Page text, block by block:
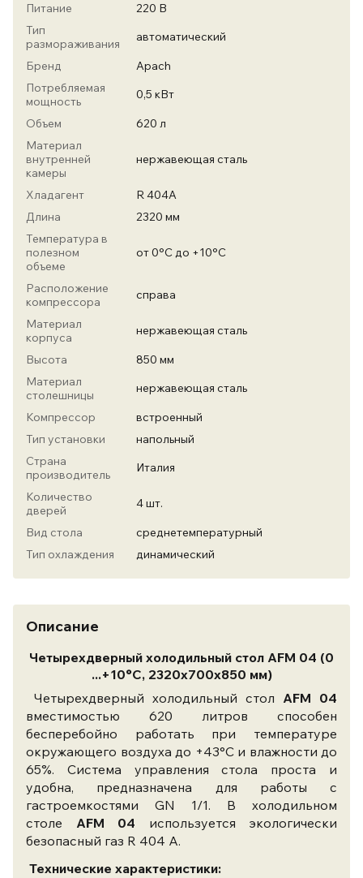
Питание
220 В
Тип
размораживания
автоматический
Бренд
Apach
Потребляемая
мощность
0,5 кВт
Объем
620 л
Материал
внутренней
камеры
нержавеющая сталь
Хладагент
R 404А
Длина
2320 мм
Температура в
полезном
объеме
от 0°С до +10°С
Расположение
компрессора
справа
Материал
корпуса
нержавеющая сталь
Высота
850 мм
Материал
столешницы
нержавеющая сталь
Компрессор
встроенный
Тип установки
напольный
Страна
производитель
Италия
Количество
дверей
4 шт.
Вид стола
среднетемпературный
Тип охлаждения
динамический
Описание
Четырехдверный холодильный стол AFM 04 (0
...+10°C, 2320х700х850 мм)
Четырехдверный холодильный стол AFM 04
вместимостью 620 литров способен
бесперебойно работать при температуре
окружающего воздуха до +43°C и влажности до
65%. Система управления стола проста и
удобна, предназначена для работы с
гастроемкостями GN 1/1. В холодильном
столе AFM 04 используется экологически
безопасный газ R 404 А.
Технические характеристики: